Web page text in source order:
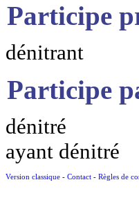
Participe
dénitrant
Participe
dénitré
ayant dénitré
Version classique - Contact - Règles de